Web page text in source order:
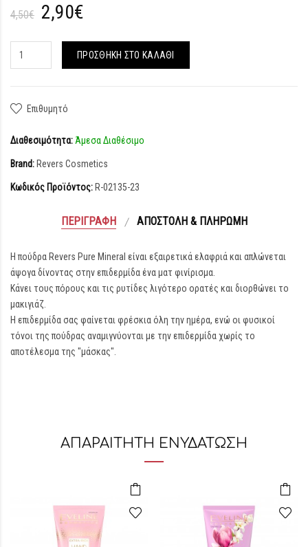
4,50€ 2,90€
ΠΡΟΣΘΉΚΗ ΣΤΟ ΚΑΛΆΘΙ
Επιθυμητό
Διαθεσιμότητα: Άμεσα Διαθέσιμο
Brand: Revers Cosmetics
Κωδικός Προϊόντος: R-02135-23
ΠΕΡΙΓΡΑΦΉ ΑΠΟΣΤΟΛΉ & ΠΛΗΡΩΜΉ
Η πούδρα Revers Pure Mineral είναι εξαιρετικά ελαφριά και απλώνεται
άψογα δίνοντας στην επιδερμίδα ένα ματ φινίρισμα.
Κάνει τους πόρους και τις ρυτίδες λιγότερο ορατές και διορθώνει το
μακιγιάζ.
Η επιδερμίδα σας φαίνεται φρέσκια όλη την ημέρα, ενώ οι φυσικοί
τόνοι της πούδρας αναμιγνύονται με την επιδερμίδα χωρίς το
αποτέλεσμα της "μάσκας".
ΑΠΑΡΑΙΤΗΤΗ ΕΝΥΔΑΤΩΣΗ